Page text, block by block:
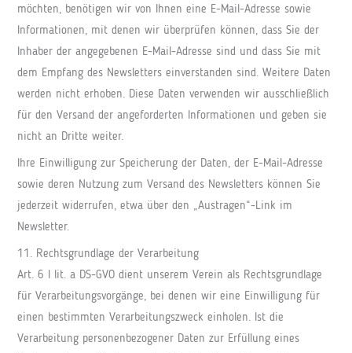
möchten, benötigen wir von Ihnen eine E-Mail-Adresse sowie
Informationen, mit denen wir überprüfen können, dass Sie der
Inhaber der angegebenen E-Mail-Adresse sind und dass Sie mit
dem Empfang des Newsletters einverstanden sind. Weitere Daten
werden nicht erhoben. Diese Daten verwenden wir ausschließlich
für den Versand der angeforderten Informationen und geben sie
nicht an Dritte weiter.
Ihre Einwilligung zur Speicherung der Daten, der E-Mail-Adresse
sowie deren Nutzung zum Versand des Newsletters können Sie
jederzeit widerrufen, etwa über den „Austragen“-Link im
Newsletter.
11. Rechtsgrundlage der Verarbeitung
Art. 6 I lit. a DS-GVO dient unserem Verein als Rechtsgrundlage
für Verarbeitungsvorgänge, bei denen wir eine Einwilligung für
einen bestimmten Verarbeitungszweck einholen. Ist die
Verarbeitung personenbezogener Daten zur Erfüllung eines